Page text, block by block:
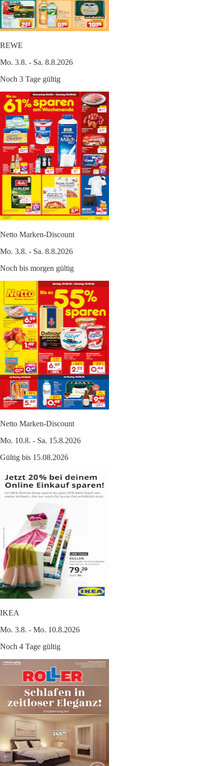
REWE
Mo. 3.8. - Sa. 8.8.2026
Noch 3 Tage gültig
Netto Marken-Discount
Mo. 3.8. - Sa. 8.8.2026
Noch bis morgen gültig
Netto Marken-Discount
Mo. 10.8. - Sa. 15.8.2026
Gültig bis 15.08.2026
IKEA
Mo. 3.8. - Mo. 10.8.2026
Noch 4 Tage gültig